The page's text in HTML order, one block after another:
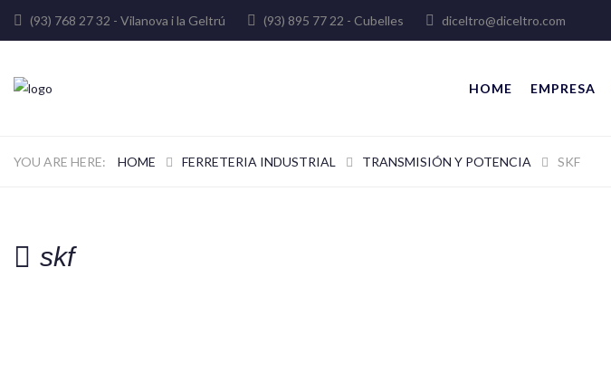
(93) 768 27 32 - Vilanova i la Geltrú (93) 895 77 22 - Cubelles diceltro@diceltro.com
HOME EMPRESA
HOME FERRETERIA INDUSTRIAL TRANSMISIÓN Y POTENCIA SKF
skf